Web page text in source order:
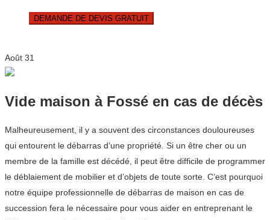
DEMANDE DE DEVIS GRATUIT
Août 31
Vide maison à Fossé en cas de décès
Malheureusement, il y a souvent des circonstances douloureuses
qui entourent le débarras d’une propriété. Si un être cher ou un
membre de la famille est décédé, il peut être difficile de programmer
le déblaiement de mobilier et d’objets de toute sorte. C’est pourquoi
notre équipe professionnelle de débarras de maison en cas de
succession fera le nécessaire pour vous aider en entreprenant le